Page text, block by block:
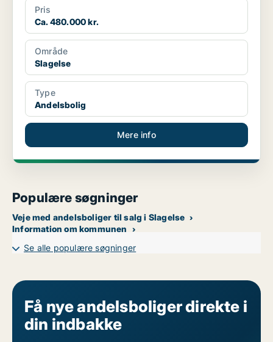
Pris
Ca. 480.000 kr.
Område
Slagelse
Type
Andelsbolig
Mere info
Populære søgninger
Veje med andelsboliger til salg i Slagelse
Information om kommunen
Se alle populære søgninger
Få nye andelsboliger direkte i
din indbakke